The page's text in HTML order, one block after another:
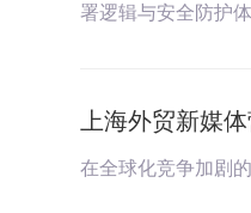
署逻辑与安全防护
上海外贸新媒
在全球化竞争加剧